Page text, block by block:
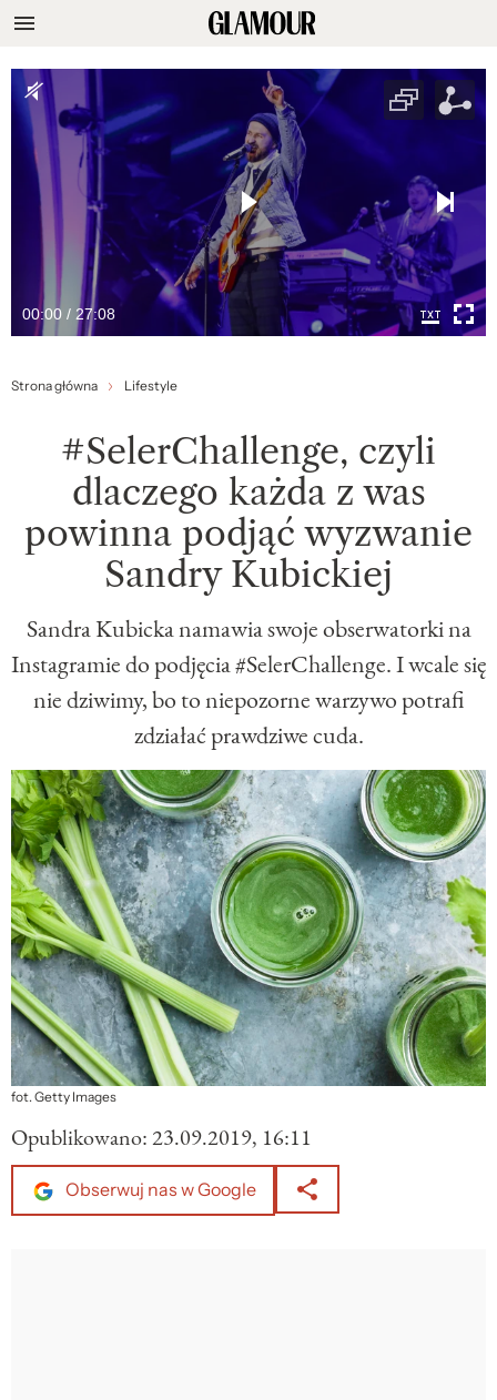
00:00 / 27:08
Strona główna Lifestyle
#SelerChallenge, czyli
dlaczego każda z was
powinna podjąć wyzwanie
Sandry Kubickiej
Sandra Kubicka namawia swoje obserwatorki na
Instagramie do podjęcia #SelerChallenge. I wcale się
nie dziwimy, bo to niepozorne warzywo potrafi
zdziałać prawdziwe cuda.
fot. Getty Images
Opublikowano:23.09.2019, 16:11
Obserwuj nas w Google